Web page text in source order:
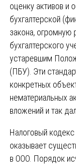
оценку активов и
бухгалтерской
закона, огромную
бухгалтерского
устаревшим
(ПБУ). Эти
конкретных
нематериальных
вложений и так
Налоговый
оказывает
в ООО. Порядок